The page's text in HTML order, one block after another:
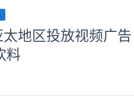
地区投放视频广告
料